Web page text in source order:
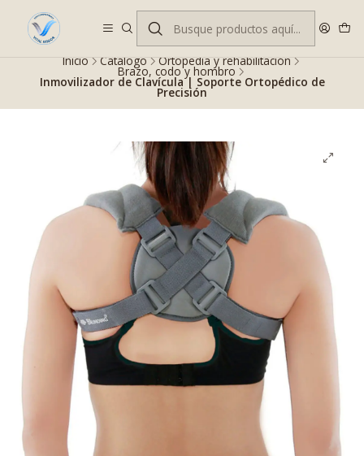
Despacho gratis en RM desde $100.000. Revisa las condiciones.
Inicio Catálogo Ortopedia y rehabilitación
Brazo, codo y hombro
Inmovilizador de Clavícula | Soporte Ortopédico de
Precisión